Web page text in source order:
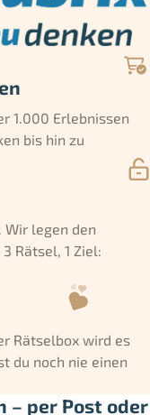
1.000 Erlebnissen
bis hin zu
Wir legen den
Rätsel, 1 Ziel:
Rätselbox wird es
du noch nie einen
– per Post oder